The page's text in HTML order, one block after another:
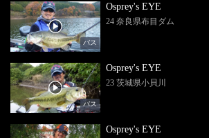
バス
Osprey's EYE
24 奈良県布目ダム
バス
Osprey's EYE
23 茨城県小貝川
Osprey's EYE